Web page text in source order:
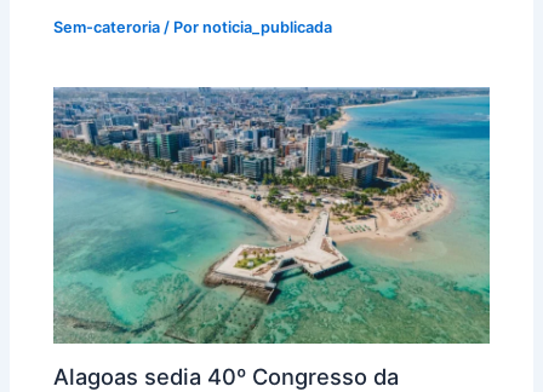
Sem-cateroria / Pornoticia_publicada
Alagoas sedia 40º Congresso da